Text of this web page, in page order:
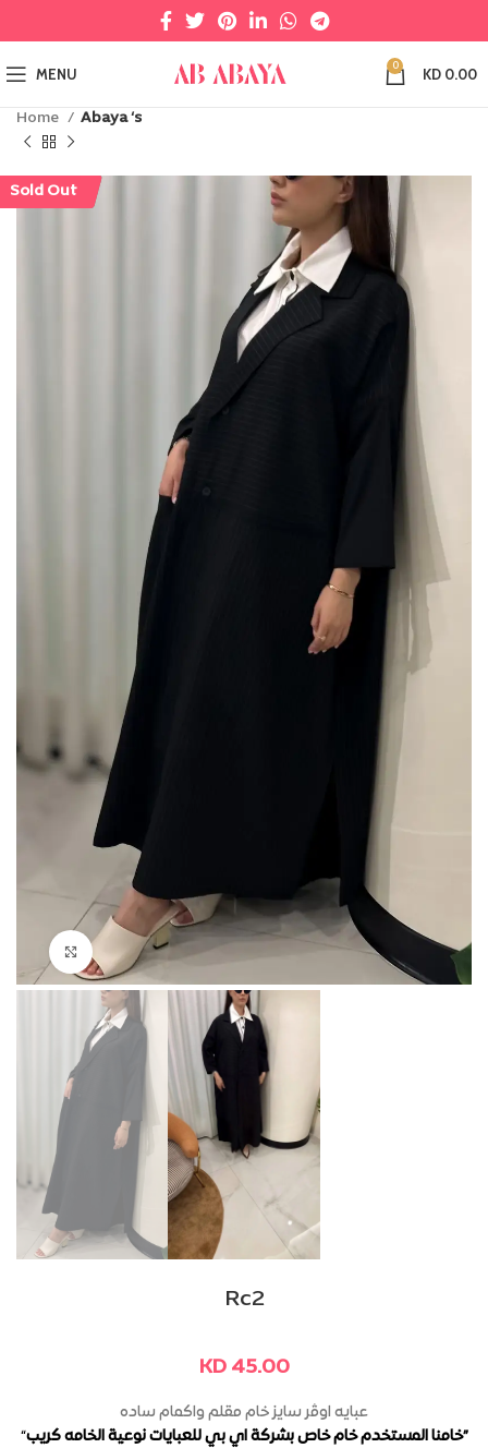
MENU 0 KD0.00
Home Abaya ‘s
Sold Out
Click to enlarge
Rc2
KD45.00
عبايه اوڤر سايز خام مقلم واكمام ساده
“
خامنا المستخدم خام خاص بشركة اي بي للعبايات نوعية الخامه كريب”